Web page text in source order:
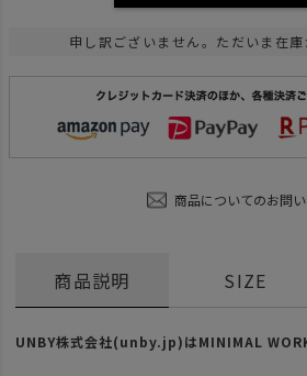
申し訳ございません。ただいま在庫
商品についてのお問
商品説明
UNBY株式会社(unby.jp)はMINIMAL
SIZE